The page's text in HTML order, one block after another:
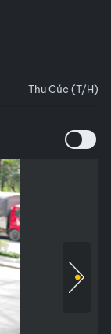
Thu Cúc (T/H)